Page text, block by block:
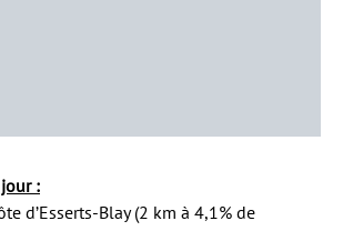
:
d’Esserts-Blay (2 km à 4,1% de